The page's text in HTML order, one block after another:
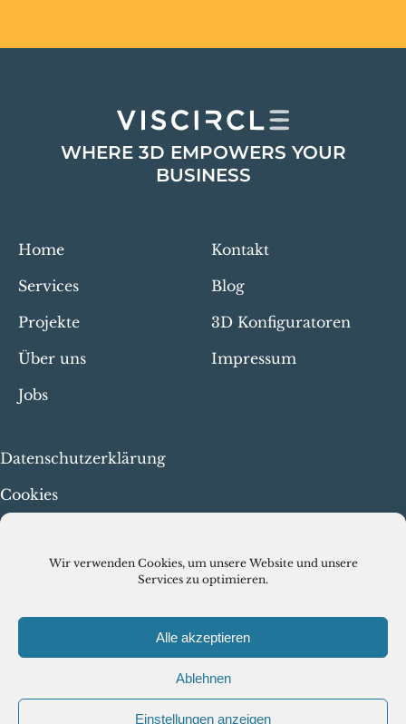
Wir verwenden Cookies, um unsere Website und unsere
Services zu optimieren.
Alle akzeptieren
Ablehnen
Einstellungen anzeigen
WHERE 3D EMPOWERS YOUR
BUSINESS
Home
Services
Projekte
Über uns
Jobs
Kontakt
Blog
3D Konfiguratoren
Impressum
Datenschutzerklärung
Cookies
© VISCIRCLE GMBH 2026